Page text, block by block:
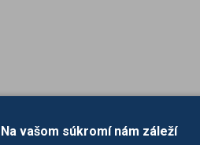
Na vašom súkromí nám záleží